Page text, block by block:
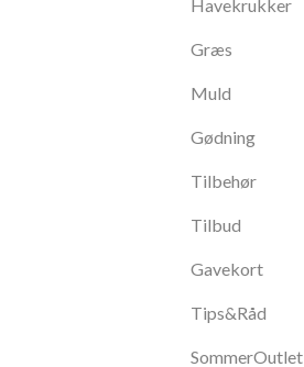
Havekrukker
Græs
Muld
Gødning
Tilbehør
Tilbud
Gavekort
Tips&Råd
SommerOutlet